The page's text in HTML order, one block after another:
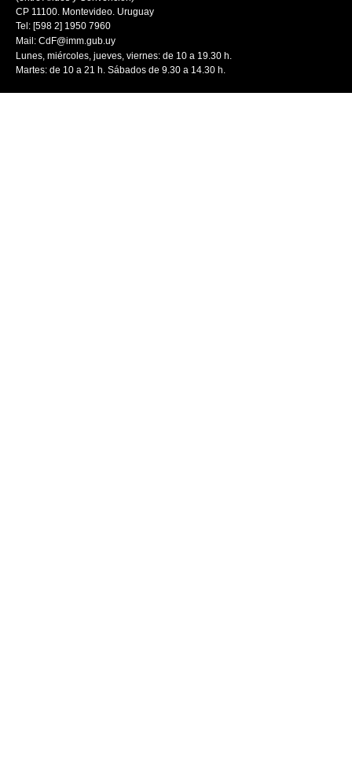
CP 11100. Montevideo. Uruguay
Tel: [598 2] 1950 7960
Mail: CdF@imm.gub.uy
Lunes, miércoles, jueves, viernes: de 10 a 19.30 h.
Martes: de 10 a 21 h. Sábados de 9.30 a 14.30 h.